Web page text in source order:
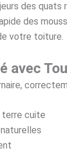
des quats
des
votre toiture.
avec
terre cuite